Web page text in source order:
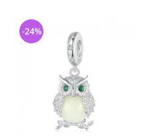
-24%